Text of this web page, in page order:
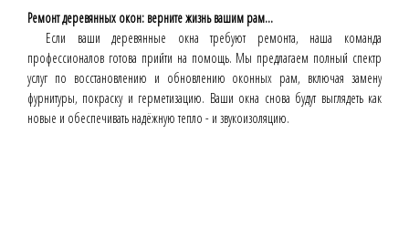
Ремонт деревянных окон: верните жизнь вашим рам...
Если ваши деревянные окна требуют ремонта, наша команда
профессионалов готова прийти на помощь. Мы предлагаем полный спектр
услуг по восстановлению и обновлению оконных рам, включая замену
фурнитуры, покраску и герметизацию. Ваши окна снова будут выглядеть как
новые и обеспечивать надёжную тепло - и звукоизоляцию.